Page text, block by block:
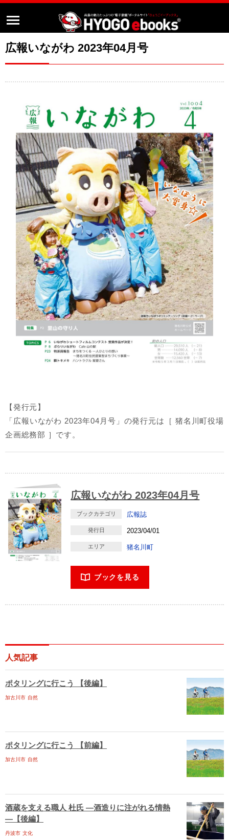
広報いながわ 2023年04月号
【発行元】
「広報いながわ 2023年04月号」の発行元は［ 猪名川町役場
企画総務部 ］です。
広報いながわ 2023年04月号
ブックカテゴリ 広報誌
発行日 2023/04/01
エリア 猪名川町
ブックを見る
人気記事
ポタリングに行こう 【後編】
加古川市 自然
ポタリングに行こう 【前編】
加古川市 自然
酒蔵を支える職人 杜氏 ―酒造りに注がれる情熱
―【後編】
丹波市 文化